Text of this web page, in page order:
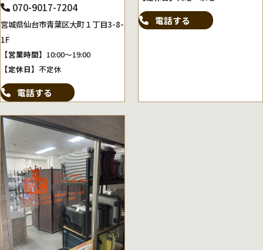
070-9017-7204
宮城県仙台市青葉区大町１丁目3-8-
1F
【営業時間】 10:00～19:00
【定休日】 不定休
電話する
電話する